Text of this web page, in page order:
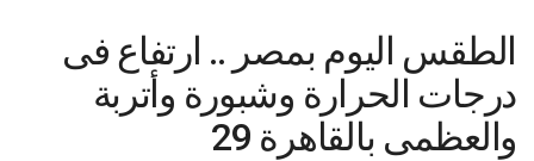
الطقس اليوم بمصر .. ارتفاع فى
درجات الحرارة وشبورة وأتربة
والعظمى بالقاهرة 29